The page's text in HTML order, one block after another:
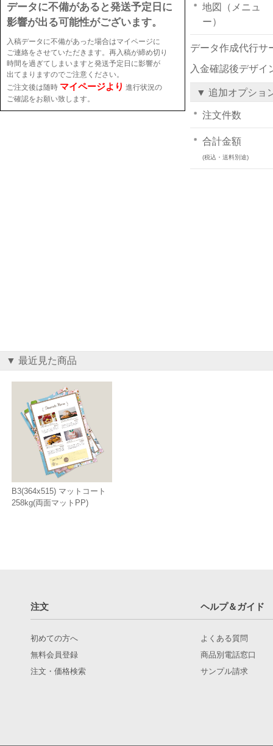
データに不備があると発送予定日に
影響が出る可能性がございます。
入稿データに不備があった場合はマイページに
ご連絡をさせていただきます。再入稿が締め切り
時間を過ぎてしまいますと発送予定日に影響が
出てまりますのでご注意ください。
ご注文後は随時 マイページより 進行状況の
ご確認をお願い致します。
地図（メニュ
ー）
データ作成代行サ
入金確認後デザイ
▼ 追加オプショ
注文件数
合計金額
(税込・送料別途)
▼ 最近見た商品
B3(364x515) マットコート
258kg(両面マットPP)
注文 ヘルプ＆ガイド
初めての方へ
無料会員登録
注文・価格検索
よくある質問
商品別電話窓口
サンプル請求